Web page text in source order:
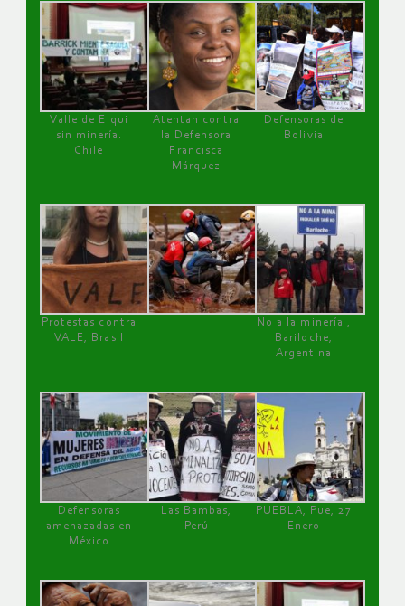
Valle de Elqui
sin minería.
Chile
Atentan contra
la Defensora
Francisca
Márquez
Defensoras de
Bolivia
Protestas contra
VALE, Brasil
No a la minería ,
Bariloche,
Argentina
Defensoras
amenazadas en
México
Las Bambas,
Perú
PUEBLA, Pue, 27
Enero